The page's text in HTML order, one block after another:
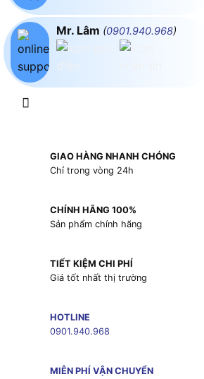
Mr. Lâm (0901.940.968)
GIAO HÀNG NHANH CHÓNG
Chỉ trong vòng 24h
CHÍNH HÃNG 100%
Sản phẩm chính hãng
TIẾT KIỆM CHI PHÍ
Giá tốt nhất thị trường
HOTLINE
0901.940.968
MIỄN PHÍ VẬN CHUYỂN